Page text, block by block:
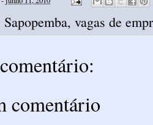
Sapopemba, vagas de
comentário